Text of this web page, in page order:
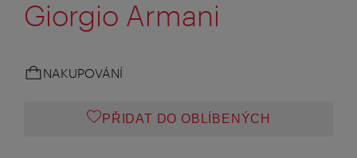
Giorgio Armani
NAKUPOVÁNÍ
PŘIDAT DO OBLÍBENÝCH